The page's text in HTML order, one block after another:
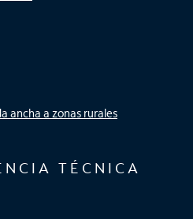
ancha a zonas rurales
TÉCNICA